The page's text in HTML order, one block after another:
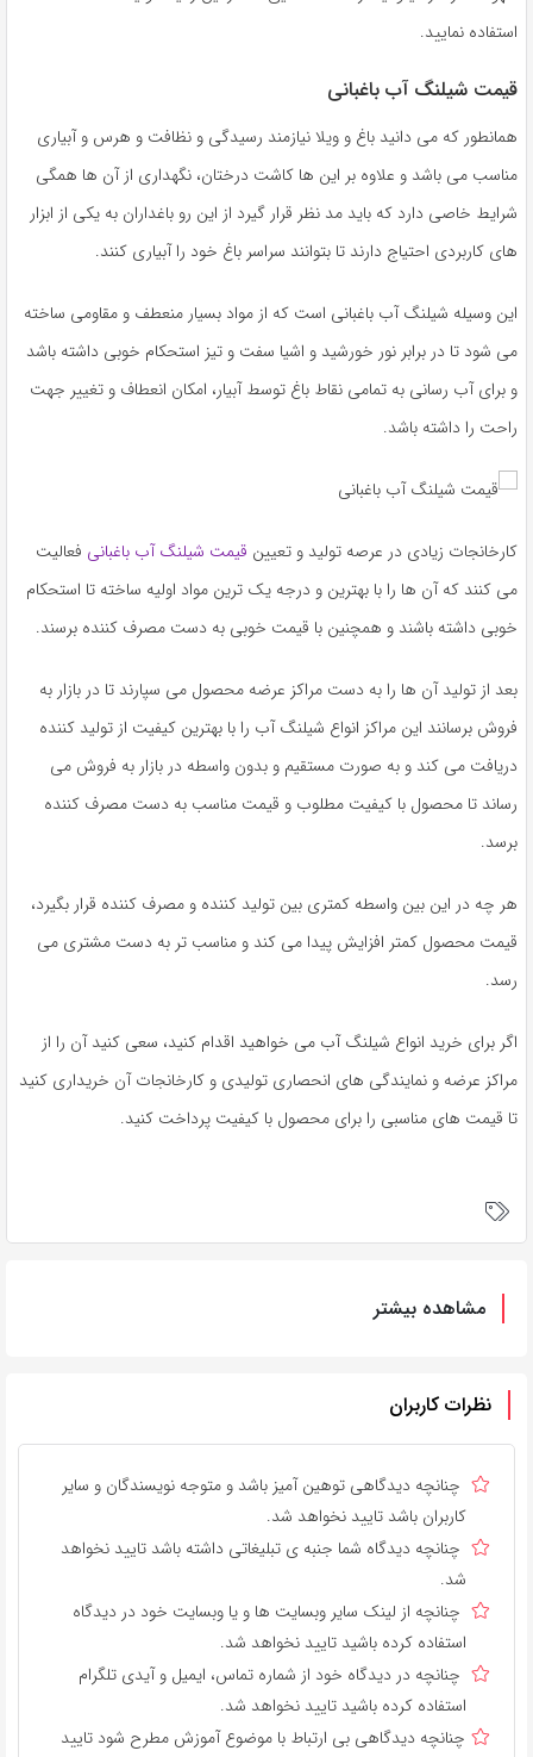
استفاده نمایید.
قیمت شیلنگ آب باغبانی
همانطور که می دانید باغ و ویلا نیازمند رسیدگی و نظافت و هرس و آبیاری
مناسب می باشد و علاوه بر این ها کاشت درختان، نگهداری از آن ها همگی
شرایط خاصی دارد که باید مد نظر قرار گیرد از این رو باغداران به یکی از ابزار
های کاربردی احتیاج دارند تا بتوانند سراسر باغ خود را آبیاری کنند.
این وسیله شیلنگ آب باغبانی است که از مواد بسیار منعطف و مقاومی ساخته
می شود تا در برابر نور خورشید و اشیا سفت و تیز استحکام خوبی داشته باشد
و برای آب رسانی به تمامی نقاط باغ توسط آبیار، امکان انعطاف و تغییر جهت
راحت را داشته باشد.
کارخانجات زیادی در عرصه تولید و تعیین قیمت شیلنگ آب باغبانی فعالیت
می کنند که آن ها را با بهترین و درجه یک ترین مواد اولیه ساخته تا استحکام
خوبی داشته باشند و همچنین با قیمت خوبی به دست مصرف کننده برسند.
بعد از تولید آن ها را به دست مراکز عرضه محصول می سپارند تا در بازار به
فروش برسانند این مراکز انواع شیلنگ آب را با بهترین کیفیت از تولید کننده
دریافت می کند و به صورت مستقیم و بدون واسطه در بازار به فروش می
رساند تا محصول با کیفیت مطلوب و قیمت مناسب به دست مصرف کننده
برسد.
هر چه در این بین واسطه کمتری بین تولید کننده و مصرف کننده قرار بگیرد،
قیمت محصول کمتر افزایش پیدا می کند و مناسب تر به دست مشتری می
رسد.
اگر برای خرید انواع شیلنگ آب می خواهید اقدام کنید، سعی کنید آن را از
مراکز عرضه و نمایندگی های انحصاری تولیدی و کارخانجات آن خریداری کنید
تا قیمت های مناسبی را برای محصول با کیفیت پرداخت کنید.
مشاهده بیشتر
نظرات کاربران
چنانچه دیدگاهی توهین آمیز باشد و متوجه نویسندگان و سایر
کاربران باشد تایید نخواهد شد.
چنانچه دیدگاه شما جنبه ی تبلیغاتی داشته باشد تایید نخواهد
شد.
چنانچه از لینک سایر وبسایت ها و یا وبسایت خود در دیدگاه
استفاده کرده باشید تایید نخواهد شد.
چنانچه در دیدگاه خود از شماره تماس، ایمیل و آیدی تلگرام
استفاده کرده باشید تایید نخواهد شد.
چنانچه دیدگاهی بی ارتباط با موضوع آموزش مطرح شود تایید